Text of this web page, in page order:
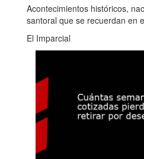
Acontecimientos históricos,
santoral que se recuerdan en
El Imparcial